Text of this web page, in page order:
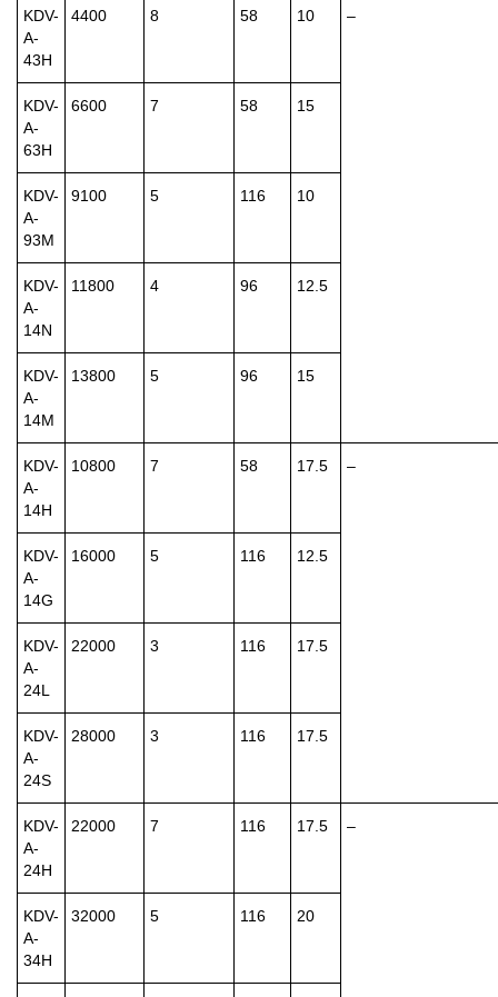
KDV-
A-
43H
4400 8 58 10 –
KDV-
A-
63H
6600 7 58 15
KDV-
A-
93M
9100 5 116 10
KDV-
A-
14N
11800 4 96 12.5
KDV-
A-
14M
13800 5 96 15
KDV-
A-
14H
10800 7 58 17.5 –
KDV-
A-
14G
16000 5 116 12.5
KDV-
A-
24L
22000 3 116 17.5
KDV-
A-
24S
28000 3 116 17.5
KDV-
A-
24H
22000 7 116 17.5 –
KDV-
A-
34H
32000 5 116 20